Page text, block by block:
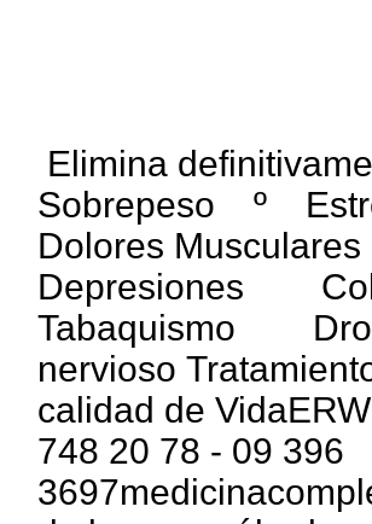
Elimina
Sobrepeso º
Dolores
Depresiones
Tabaquismo
nervioso
calidad de
748 20 78 - 09 396